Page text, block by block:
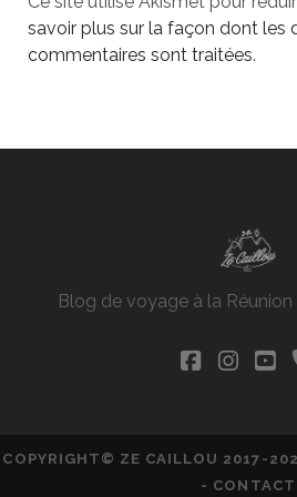
savoir plus sur la façon dont les
commentaires sont traitées.
Blog de voyage à la
COPYRIGHT© ZE CAILLOU 2017-
- CONTACT